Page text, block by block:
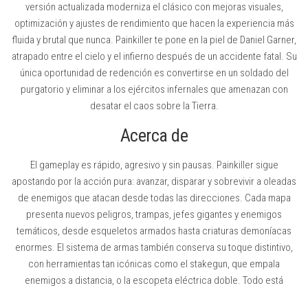
versión actualizada moderniza el clásico con mejoras visuales,
optimización y ajustes de rendimiento que hacen la experiencia más
fluida y brutal que nunca. Painkiller te pone en la piel de Daniel Garner,
atrapado entre el cielo y el infierno después de un accidente fatal. Su
única oportunidad de redención es convertirse en un soldado del
purgatorio y eliminar a los ejércitos infernales que amenazan con
desatar el caos sobre la Tierra.
Acerca de
El gameplay es rápido, agresivo y sin pausas. Painkiller sigue
apostando por la acción pura: avanzar, disparar y sobrevivir a oleadas
de enemigos que atacan desde todas las direcciones. Cada mapa
presenta nuevos peligros, trampas, jefes gigantes y enemigos
temáticos, desde esqueletos armados hasta criaturas demoníacas
enormes. El sistema de armas también conserva su toque distintivo,
con herramientas tan icónicas como el stakegun, que empala
enemigos a distancia, o la escopeta eléctrica doble. Todo está